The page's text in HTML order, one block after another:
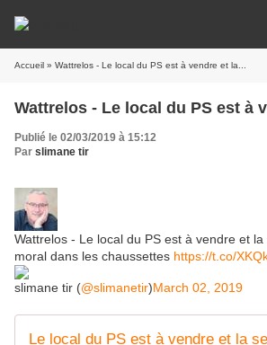
Accueil » Wattrelos - Le local du PS est à vendre et la...
Wattrelos - Le local du PS est à
Publié le 02/03/2019 à 15:12
Par slimane tir
Wattrelos - Le local du PS est à vendre et
moral dans les chaussettes https://t.co/
slimane tir (@slimanetir)March 02, 2019